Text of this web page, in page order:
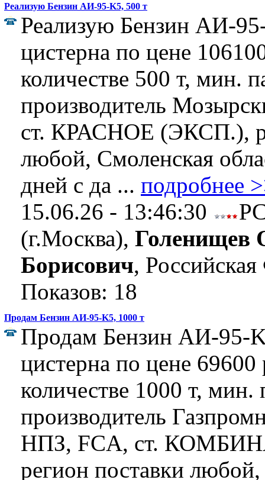
Реализую Бензин АИ-95-K5, 500 т
Реализую Бензин АИ-
цистерна по цене
количестве 500 т, мин.
производитель
ст. КРАСНОЕ (ЭКСП.),
любой, Смоленская
дней с да ... подробнее
15.06.26 - 13:46:30
(г.Москва), Голенищев
Борисович,
Показов: 18
Продам Бензин АИ-95-K5, 1000 т
Продам Бензин АИ-95-
цистерна по цене 69600
количестве 1000 т, мин.
производитель
НПЗ, FCA, ст.
регион поставки